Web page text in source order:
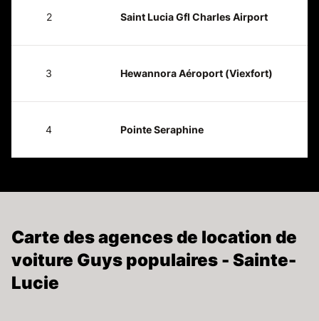
2 Saint Lucia Gfl Charles Airport
3 Hewannora Aéroport (Viexfort)
4 Pointe Seraphine
Carte des agences de location de
voiture Guys populaires - Sainte-
Lucie